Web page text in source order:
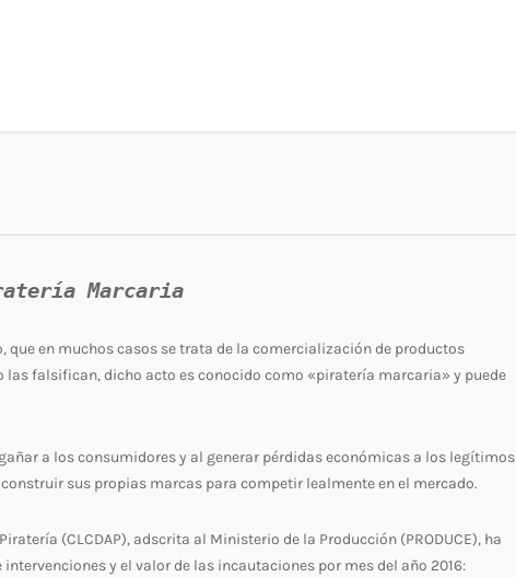
Marcaria
que en muchos casos se trata de la comercialización de productos
falsifican, dicho acto es conocido como «piratería marcaria» y puede
a los consumidores y al generar pérdidas económicas a los legítimos
sus propias marcas para competir lealmente en el mercado.
(CLCDAP), adscrita al Ministerio de la Producción (PRODUCE), ha
y el valor de las incautaciones por mes del año 2016: